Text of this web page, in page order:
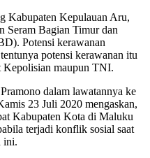
Kabupaten Kepulauan Aru,
Seram Bagian Timur dan
Potensi kerawanan
potensi kerawanan itu
Kepolisian maupun TNI.
dalam lawatannya ke
23 Juli 2020 mengaskan,
Kabupaten Kota di Maluku
terjadi konflik sosial saat
ini.